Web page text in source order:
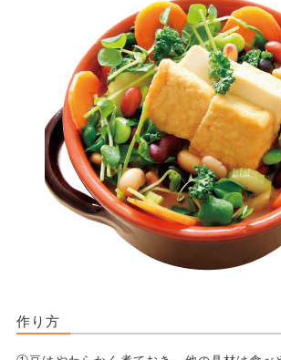
作り方